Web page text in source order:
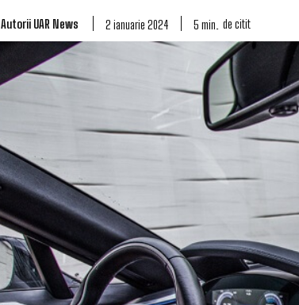
Autorii UAR News 2 ianuarie 2024 5 min. de citit